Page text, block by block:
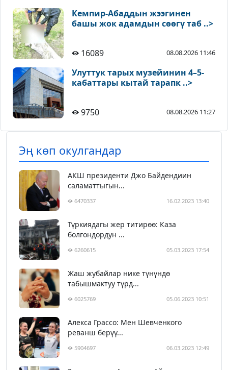
Кемпир-Абаддын жээгинен
башы жок адамдын сөөгү таб ..>
16089 08.08.2026 11:46
Улуттук тарых музейинин 4–5-
кабаттары кытай тарапк ..>
9750 08.08.2026 11:27
Эң көп окулгандар
АКШ президенти Джо Байдендиин
саламаттыгын...
6470337 16.02.2023 13:40
Түркиядагы жер титирөө: Каза
болгондордун ...
6260615 05.03.2023 17:54
Жаш жубайлар нике түнүндө
табышмактуу түрд...
6025769 05.06.2023 10:51
Алекса Грассо: Мен Шевченкого
реванш берүү...
5904697 06.03.2023 12:49